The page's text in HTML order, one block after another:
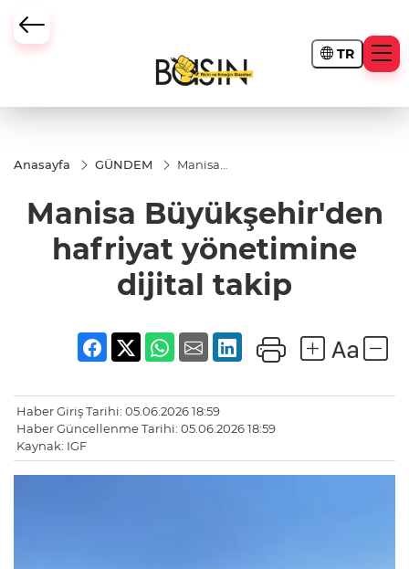
TR
Anasayfa GÜNDEM
Manisa
yönetimine
dijital takip
Manisa Büyükşehir'den
hafriyat yönetimine
dijital takip
Haber Giriş Tarihi: 05.06.2026 18:59
Haber Güncellenme Tarihi: 05.06.2026 18:59
Kaynak: IGF